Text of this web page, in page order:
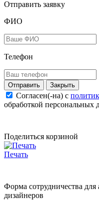
Отправить заявку
ФИО
Телефон
Закрыть
Согласен(-на) c
обработкой персональных
Поделиться корзиной
Печать
Форма сотрудничества
дизайнеров